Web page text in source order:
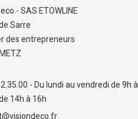
- SAS ETOWLINE
Sarre
des entrepreneurs
- Du lundi au vendredi de 9h à
14h à 16h